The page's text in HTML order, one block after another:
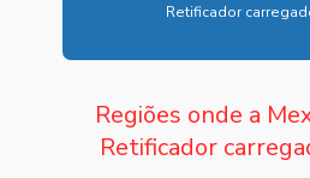
CARREGADOR VEICULAR ELÉTRICO
Retificador
Regiões onde a
Retificador